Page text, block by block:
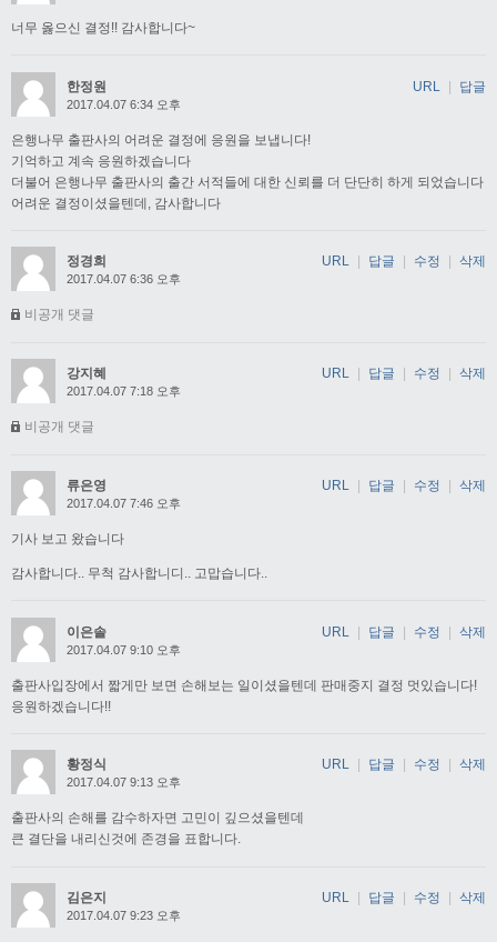
너무 옳으신 결정!! 감사합니다~
한정원
2017.04.07 6:34 오후
은행나무 출판사의 어려운 결정에 응원을 보냅니다!
기억하고 계속 응원하겠습니다
더불어 은행나무 출판사의 출간 서적들에 대한 신뢰를 더 단단히 하게 되었습니다
어려운 결정이셨을텐데, 감사합니다
URL | 답글
정경희
2017.04.07 6:36 오후
비공개 댓글
URL 답글 수정 삭제
강지혜
2017.04.07 7:18 오후
비공개 댓글
URL 답글 수정 삭제
류은영
2017.04.07 7:46 오후
기사 보고 왔습니다
감사합니다.. 무척 감사합니디.. 고맙습니다..
URL 답글 수정 삭제
이은솔
2017.04.07 9:10 오후
출판사입장에서 짧게만 보면 손해보는 일이셨을텐데 판매중지 결정 멋있습니다!
응원하겠습니다!!
URL | 답글 | 수정 | 삭제
황정식
2017.04.07 9:13 오후
출판사의 손해를 감수하자면 고민이 깊으셨을텐데
큰 결단을 내리신것에 존경을 표합니다.
URL 답글 수정 삭제
김은지
2017.04.07 9:23 오후
URL 답글 수정 삭제